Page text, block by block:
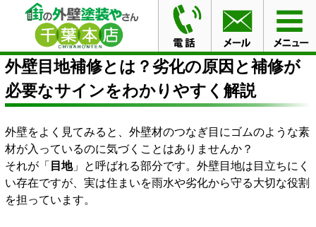
HOME ブログ
外壁目地補修とは？劣化の原因と補修が
必要なサインをわかりやすく解説
外壁目地補修とは？劣化の原因と補修が
必要なサインをわかりやすく解説
外壁をよく見てみると、外壁材のつなぎ目にゴムのような素
材が入っているのに気づくことはありませんか？
それが「 目地」と呼ばれる部分です。外壁目地は目立ちにく
い存在ですが、実は住まいを雨水や劣化から守る大切な役割
を担っています。